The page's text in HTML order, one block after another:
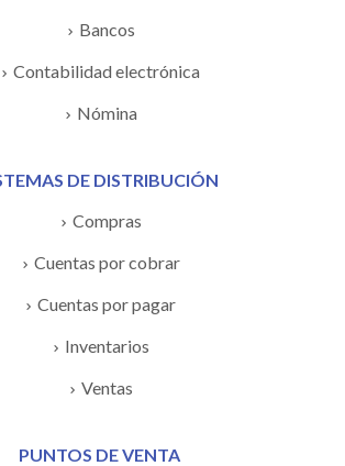
Bancos
Contabilidad electrónica
Nómina
DE DISTRIBUCIÓN
Compras
Cuentas por cobrar
Cuentas por pagar
Inventarios
Ventas
PUNTOS DE VENTA